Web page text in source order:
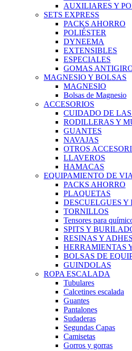
AUXILIARES Y
SETS EXPRESS
PACKS AHORRO
POLIÉSTER
DYNEEMA
EXTENSIBLES
ESPECIALES
GOMAS
MAGNESIO Y BOLSAS
MAGNESIO
Bolsas de Magnesio
ACCESORIOS
CUIDADO DE
RODILLERAS Y
GUANTES
NAVAJAS
OTROS
LLAVEROS
HAMACAS
EQUIPAMIENTO DE
PACKS AHORRO
PLAQUETAS
DESCUELGUES Y
TORNILLOS
Tensores para
SPITS Y
RESINAS Y
HERRAMIENTAS
BOLSAS DE
GUINDOLAS
ROPA ESCALADA
Tubulares
Calcetines escalada
Guantes
Pantalones
Sudaderas
Segundas Capas
Camisetas
Gorros y gorras